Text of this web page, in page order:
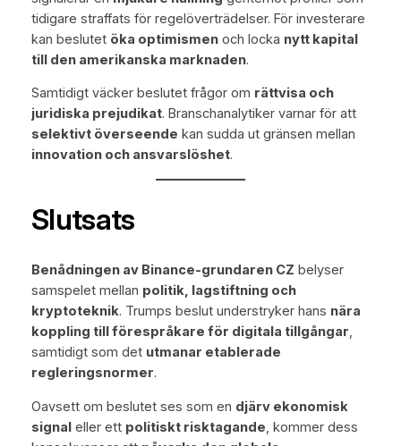
tidigare straffats för regelöverträdelser. För investerare
kan beslutet öka optimismenoch locka nytt kapital
till den amerikanska marknaden.
Samtidigt väcker beslutet frågor om rättvisa och
juridiska prejudikat. Branschanalytiker varnar för att
selektivt överseende kan sudda ut gränsen mellan
innovation och ansvarslöshet.
Slutsats
Benådningen av Binance-grundaren CZ belyser
samspelet mellan politik, lagstiftning och
kryptoteknik. Trumps beslut understryker hans nära
koppling till förespråkare för digitala tillgångar,
samtidigt som det utmanar etablerade
regleringsnormer.
Oavsett om beslutet ses som en djärv ekonomisk
signaleller ett politiskt risktagande , kommer dess